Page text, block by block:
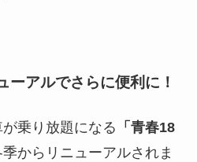
ーアルでさらに便利に！
乗り放題になる 「青春18
からリニューアルされま